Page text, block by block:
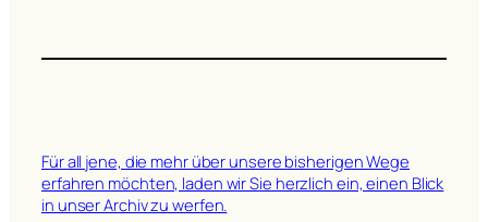
Für all jene, die mehr über unsere bisherigen Wege
erfahren möchten, laden wir Sie herzlich ein, einen Blick
in unser Archiv zu werfen.